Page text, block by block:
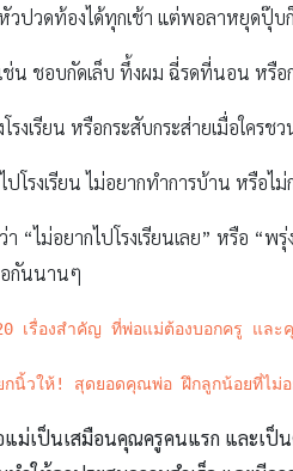
วปวดท้องได้ทุกเช้า แต่พอลาหยุดปุ๊บ
ช่น ชอบกัดเล็บ ทึ้งผม ฉี่รดที่นอน หรื
รงเรียน หรือกระสับกระส่ายเมื่อใครชว
ปโรงเรียน ไม่อยากทำการบ้าน หรือไ
า “ไม่อยากไปโรงเรียนเลย” หรือ “
กันนานๆ
เรื่องสำคัญ ที่พ่อแม่ต้องบอกครู และ
กนิ้วให้! สุดยอดคุณพ่อ ฝึกลูกน้อยที่ไม่อ
ม่เป็นเสมือนคุณครูคนแรก และเป็